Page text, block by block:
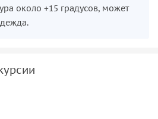
около +15 градусов, может